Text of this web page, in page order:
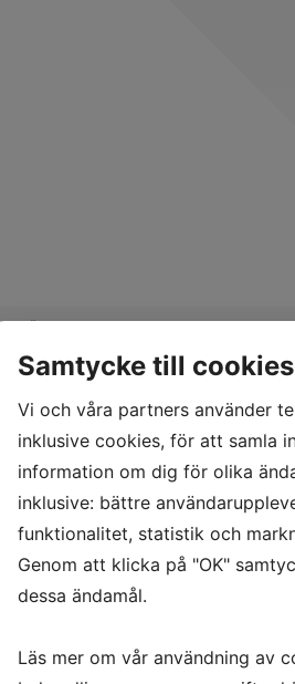
ÄGGULA, socker, modifierad
medel (E330), kryddmix (svartpeppar,
medel (E552),
socker, SOJABÖNOLJA, SOJASÅS
chilipulver, majsmjöl), Kikärt/
salt, jäsningsmedel (E500ii),
kummin, jäsningsmedel (E500ii)),
Sallad, physalis, persilja,
Samtycke till cookies
Vi och våra partners använder
inklusive cookies, för att samla
information om dig för olika
inklusive: bättre
funktionalitet, statistik och
Genom att klicka på "OK"
dessa ändamål.
Läs mer om vår användning av